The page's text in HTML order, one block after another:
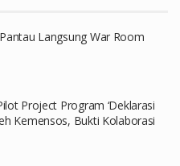
Langsung War Room
Project Program ‘Deklarasi
Kemensos, Bukti Kolaborasi